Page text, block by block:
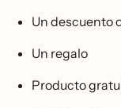
Un descuento
Un regalo
Producto